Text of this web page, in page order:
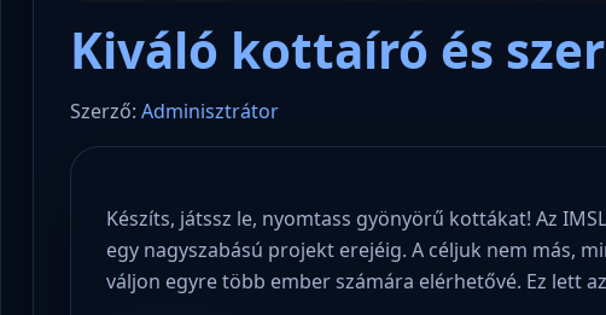
Kiváló kottaíró és
Szerző: Adminisztrátor
Készíts, játssz le, nyomtass gyönyörű kottákat! Az
egy nagyszabású projekt erejéig. A céljuk nem más,
váljon egyre több ember számára elérhetővé. Ez lett